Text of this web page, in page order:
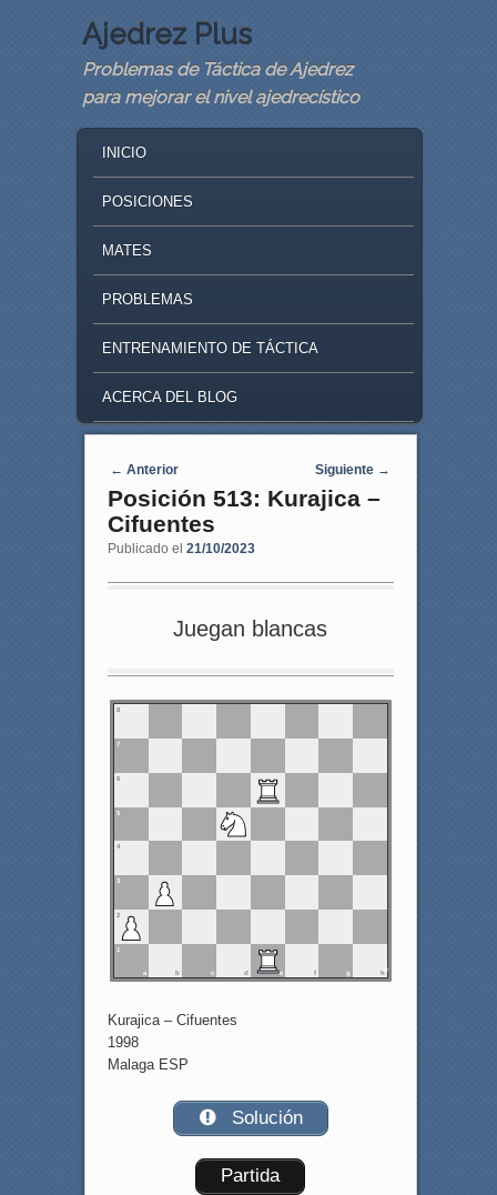
Ajedrez Plus
Problemas de Táctica de Ajedrez
para mejorar el nivel ajedrecístico
SKIP TO PRIMARY CONTENT
SKIP TO SECONDARY CONTENT
INICIO
POSICIONES
MATES
PROBLEMAS
ENTRENAMIENTO DE TÁCTICA
ACERCA DEL BLOG
Navegaci�n de entradas
← Anterior Siguiente →
Posición 513: Kurajica –
Cifuentes
Publicado el 21/10/2023
Juegan blancas
8
7
6
5
4
3
2
1
a b c d e f g h
Kurajica – Cifuentes
1998
Malaga ESP
Solución
Partida